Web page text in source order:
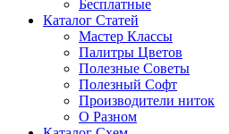
Бесплатные
Каталог Статей
Мастер Классы
Палитры Цветов
Полезные Советы
Полезный Софт
Производители ниток
О Разном